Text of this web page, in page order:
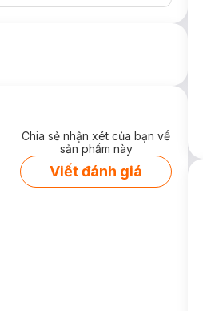
Chia sẻ nhận xét của bạn về
sản phẩm này
Viết đánh giá